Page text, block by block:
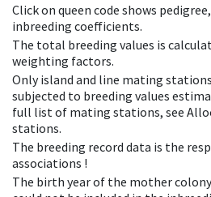
Click on queen code shows
inbreeding coefficients.
The total breeding values is
weighting factors.
Only island and line mating
subjected to breeding values
full list of mating stations, see
stations.
The breeding record data is the
associations !
The birth year of the mother